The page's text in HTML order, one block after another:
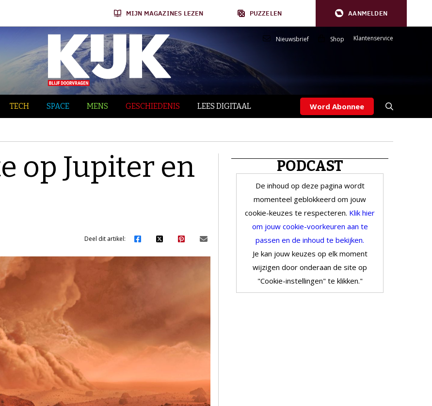
MIJN MAGAZINES LEZEN PUZZELEN AANMELDEN
Nieuwsbrief Shop Klantenservice
TECH SPACE MENS GESCHIEDENIS LEES DIGITAAL Word Abonnee
op Jupiter en
Deel dit artikel:
PODCAST
De inhoud op deze pagina wordt
momenteel geblokkeerd om jouw
cookie-keuzes te respecteren. Klik hier
om jouw cookie-voorkeuren aan te
passen en de inhoud te bekijken.
Je kan jouw keuzes op elk moment
wijzigen door onderaan de site op
"Cookie-instellingen" te klikken."